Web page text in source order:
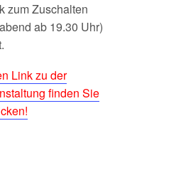
zum Zuschalten
ab 19.30 Uhr)
Link zu der
finden Sie